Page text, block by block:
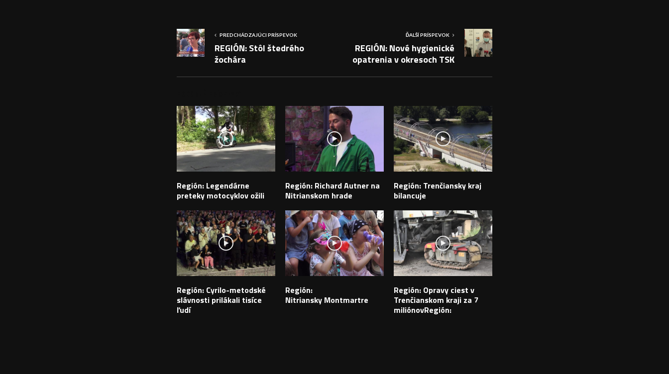
PREDCHÁDZAJÚCI PRÍSPEVOK
REGIÓN: Stôl štedrého
žochára
ĎALŠÍ PRÍSPEVOK
REGIÓN: Nové hygienické
opatrenia v okresoch TSK
Región: Legendárne
preteky motocyklov ožili
Región: Richard Autner na
Nitrianskom hrade
Región: Trenčiansky kraj
bilancuje
Región: Cyrilo-metodské
slávnosti prilákali tisíce
ľudí
Región:
Nitriansky Montmartre
Región: Opravy ciest v
Trenčianskom kraji za 7
miliónovRegión: